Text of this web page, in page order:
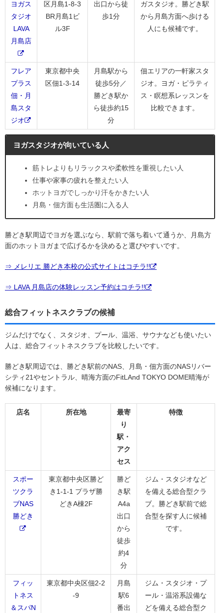
ヨガス
タジオ
LAVA
月島店
区月島1-8-3
BR月島1ビ
ル3F
出口から徒
歩1分
ガスタジオ。勝どき駅
から月島方面へ歩ける
人にも候補です。
フレア
プラス
佃・月
島スタ
ジオ
東京都中央
区佃1-3-14
月島駅から
徒歩5分／
勝どき駅か
ら徒歩約15
分
佃エリアの一軒家スタ
ジオ。ヨガ・ピラティ
ス・瞑想系レッスンを
比較できます。
ヨガスタジオが向いている人
筋トレよりもリラックスや柔軟性を重視したい人
仕事や家事の疲れを整えたい人
ホットヨガでしっかり汗をかきたい人
月島・佃方面も生活圏に入る人
勝どき駅周辺でヨガを選ぶなら、駅前で落ち着いて通うか、月島方
面のホットヨガまで広げるかを決めると選びやすいです。
⇒ メレリエ 勝どき本校の公式サイトはコチラ!!
⇒ LAVA 月島店の体験レッスン予約はコチラ!!
総合フィットネスクラブの候補
ジムだけでなく、スタジオ、プール、温浴、サウナなども使いたい
人は、総合フィットネスクラブを比較したいです。
勝どき駅周辺では、勝どき駅前のNAS、月島・佃方面のNASリバー
シティ21やセントラル、晴海方面のFitLAnd TOKYO DOME晴海が
候補になります。
店名 所在地
最寄
り
駅・
アク
セス
特徴
スポー
ツクラ
ブNAS
勝どき
東京都中央区勝ど
き1-1-1 プラザ勝
どきA棟2F
勝ど
き駅
A4a
出口
から
徒歩
約4
分
ジム・スタジオなど
を備える総合型クラ
ブ。勝どき駅前で総
合型を探す人に候補
です。
フィッ
トネス
＆スパN
東京都中央区佃2-2
-9
月島
駅6
番出
ジム・スタジオ・プ
ール・温浴系設備な
どを備える総合型ク